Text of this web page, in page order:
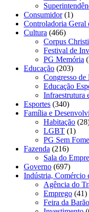
Consumidor(1)
Controladoria
Cultura (466)
Corpus Christi
Festival de
PG Memória
Educação (203)
Congresso de
Educação
Infraestrutura
Esportes (340)
Família e
Habitação
LGBT (1)
PG Sem Fome
Fazenda (216)
Sala do
Governo (697)
Indústria, Comércio
Agência do
Emprego (41)
Feira da Barão